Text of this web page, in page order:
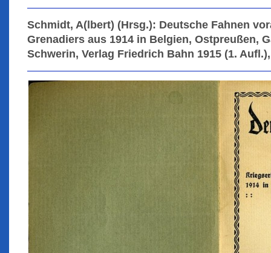
Schmidt, A(lbert) (Hrsg.): Deutsche Fahnen
Grenadiers aus 1914 in Belgien, Ostpreußen,
Schwerin, Verlag Friedrich Bahn 1915 (1. Aufl.),